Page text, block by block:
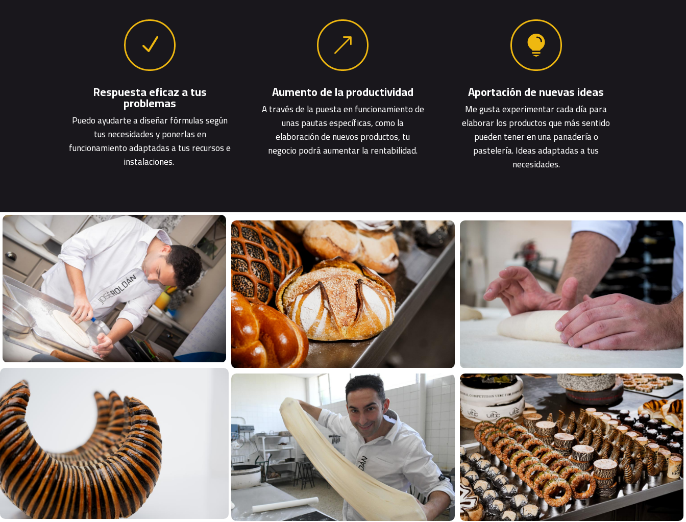
N
Respuesta eficaz a tus
problemas
Puedo ayudarte a diseñar fórmulas según
tus necesidades y ponerlas en
funcionamiento adaptadas a tus recursos e
instalaciones.
&
Aumento de la productividad
A través de la puesta en funcionamiento de
unas pautas específicas, como la
elaboración de nuevos productos, tu
negocio podrá aumentar la rentabilidad.

Aportación de nuevas ideas
Me gusta experimentar cada día para
elaborar los productos que más sentido
pueden tener en una panadería o
pastelería. Ideas adaptadas a tus
necesidades.